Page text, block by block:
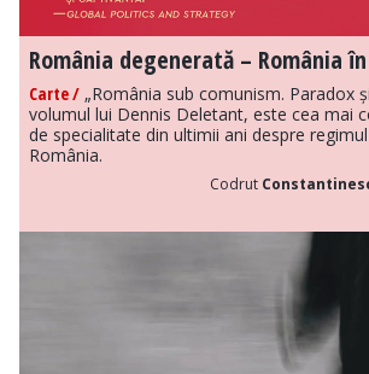
România degenerată – România
Carte / „România sub comunism. Paradox
volumul lui Dennis Deletant, este cea mai
de specialitate din ultimii ani despre
România.
Codrut